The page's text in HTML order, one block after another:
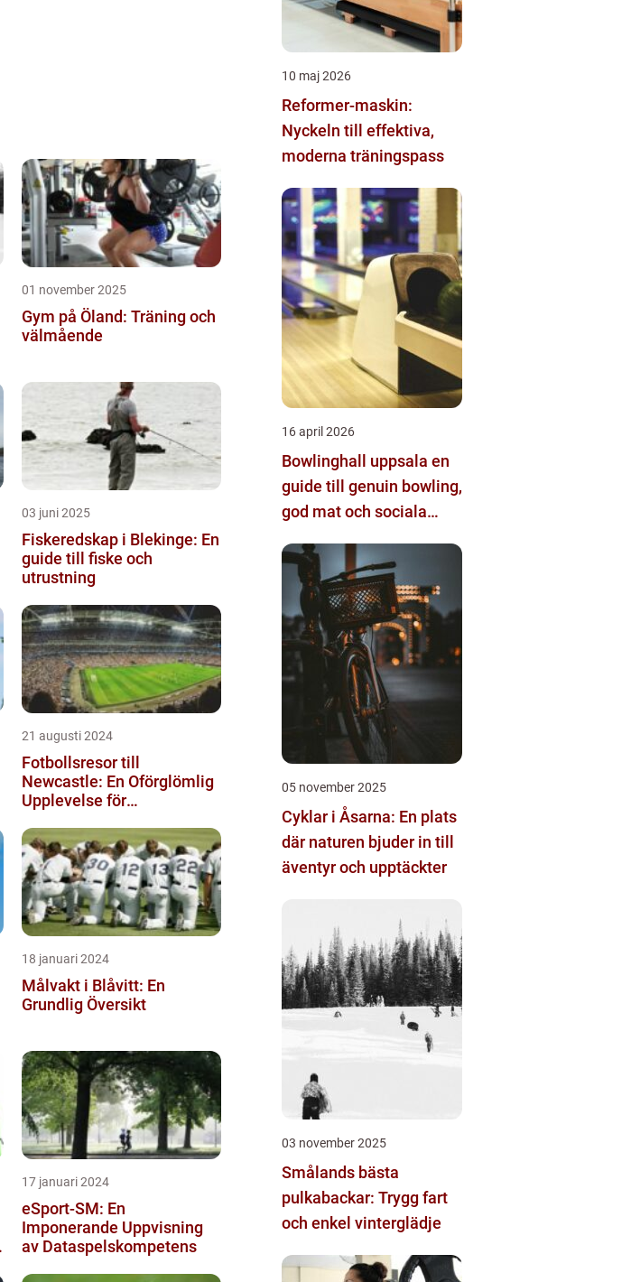
01 november 2025
Gym på Öland: Träning och
välmående
03 juni 2025
Fiskeredskap i Blekinge: En
guide till fiske och
utrustning
21 augusti 2024
Fotbollsresor till
Newcastle: En Oförglömlig
Upplevelse för
18 januari 2024
Målvakt i Blåvitt: En
Grundlig Översikt
17 januari 2024
eSport-SM: En
Imponerande Uppvisning
av Dataspelskompetens
10 maj 2026
Reformer-maskin:
Nyckeln till effektiva,
moderna träningspass
16 april 2026
Bowlinghall uppsala en
guide till genuin bowling,
god mat och sociala
05 november 2025
Cyklar i Åsarna: En plats
där naturen bjuder in till
äventyr och upptäckter
03 november 2025
Smålands bästa
pulkabackar: Trygg fart
och enkel vinterglädje